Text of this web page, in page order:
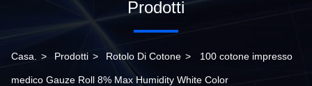
Prodotti
Casa. > Prodotti > Rotolo Di Cotone > 100 cotone impresso
medico Gauze Roll 8% Max Humidity White Color